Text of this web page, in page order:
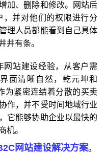
加、删除和修改。网站后
并对他们的权限进行分
理人员都能看到自己具体
井有条。
网站建设经验，从客户需
面清晰自然，乾元坤和
为紧密连结着分散的买卖
作，并不受时间地域行业
它能够协助企业以最快的
机。
网站建设解决方案。